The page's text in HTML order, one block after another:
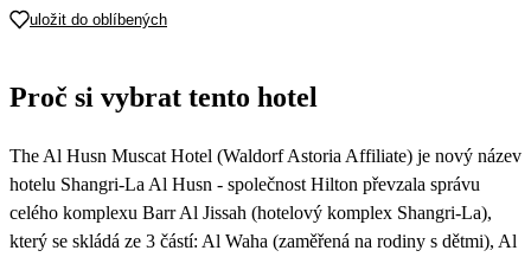
19
uložit do oblíbených
Proč si vybrat tento hotel
The Al Husn Muscat Hotel (Waldorf Astoria Affiliate) je nový název
hotelu Shangri-La Al Husn - společnost Hilton převzala správu
celého komplexu Barr Al Jissah (hotelový komplex Shangri-La),
který se skládá ze 3 částí: Al Waha (zaměřená na rodiny s dětmi), Al